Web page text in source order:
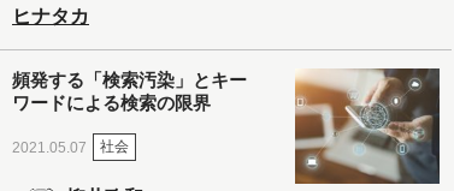
ヒナタカ
頻発する「検索汚染」とキー
ワードによる検索の限界
2021.05.07 社会